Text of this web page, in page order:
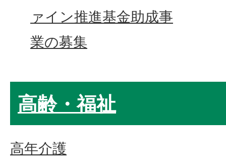
ァイン推進基金助成事
業の募集
高齢・福祉
高年介護